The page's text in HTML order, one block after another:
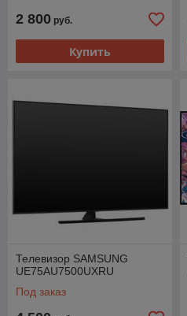
2 800 руб.
Купить
Телевизор SAMSUNG
UE75AU7500UXRU
Под заказ